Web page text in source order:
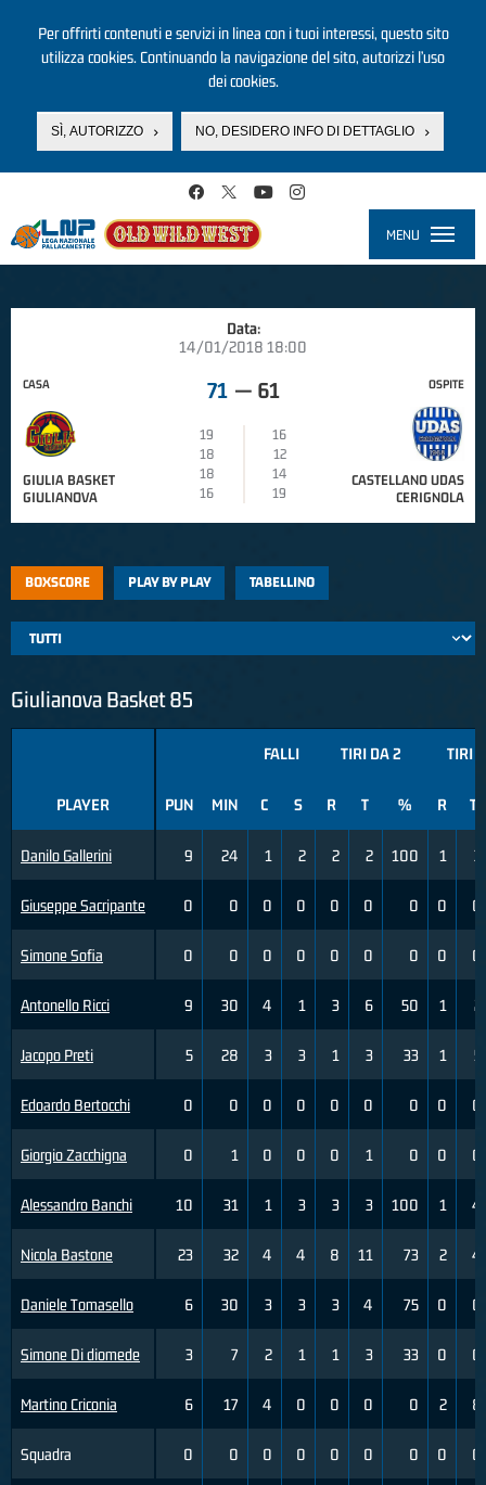
Per offrirti contenuti e servizi in linea con i tuoi interessi, questo sito
utilizza cookies. Continuando la navigazione del sito, autorizzi l’uso
dei cookies.
SÌ, AUTORIZZO NO, DESIDERO INFO DI DETTAGLIO
MENU
Data:
14/01/2018 18:00
CASA
GIULIA BASKET
GIULIANOVA
71 — 61
19
16
18
12
18
14
16
19
OSPITE
CASTELLANO UDAS
CERIGNOLA
BOXSCORE PLAY BY PLAY TABELLINO
Giulianova Basket 85
PLAYER
Danilo Gallerini
Giuseppe Sacripante
Simone Sofia
Antonello Ricci
Jacopo Preti
Edoardo Bertocchi
Giorgio Zacchigna
Alessandro Banchi
Nicola Bastone
Daniele Tomasello
Simone Di diomede
Martino Criconia
Squadra
FALLI TIRI DA 2 TIRI
PUN MIN C S R T % R T
9 24 1 2 2 2 100 1 3
0 0 0 0 0 0 0 0 0
0 0 0 0 0 0 0 0 0
9 30 4 1 3 6 50 1 2
5 28 3 3 1 3 33 1 5
0 0 0 0 0 0 0 0 0
0 1 0 0 0 1 0 0 0
10 31 1 3 3 3 100 1 4
23 32 4 4 8 11 73 2 4
6 30 3 3 3 4 75 0 0
3 7 2 1 1 3 33 0 0
6 17 4 0 0 0 0 2 8
0 0 0 0 0 0 0 0 0